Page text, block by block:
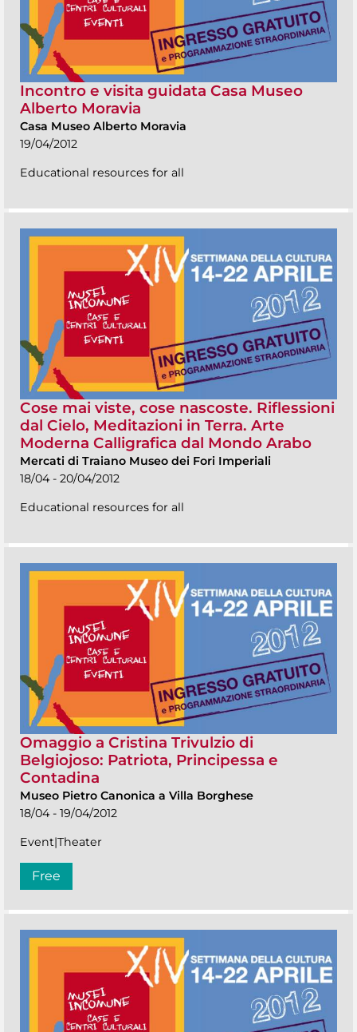
Incontro e visita guidata Casa Museo
Alberto Moravia
Casa Museo Alberto Moravia
19/04/2012
Educational resources for all
Cose mai viste, cose nascoste. Riflessioni
dal Cielo, Meditazioni in Terra. Arte
Moderna Calligrafica dal Mondo Arabo
Mercati di Traiano Museo dei Fori Imperiali
18/04 - 20/04/2012
Educational resources for all
Omaggio a Cristina Trivulzio di
Belgiojoso: Patriota, Principessa e
Contadina
Museo Pietro Canonica a Villa Borghese
18/04 - 19/04/2012
Event|Theater
Free